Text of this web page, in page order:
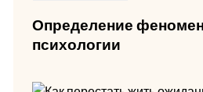
Определение
психологии